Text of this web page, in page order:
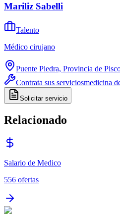
Mariliz Sabelli
Talento
Médico cirujano
Puente Piedra, Provincia de
Contrata sus serviciosmedicina
Solicitar servicio
Relacionado
Salario de Medico
556 ofertas